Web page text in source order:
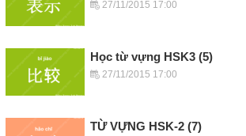
27/11/2015 17:00
Học từ vựng HSK3 (5)
27/11/2015 17:00
TỪ VỰNG HSK-2 (7)